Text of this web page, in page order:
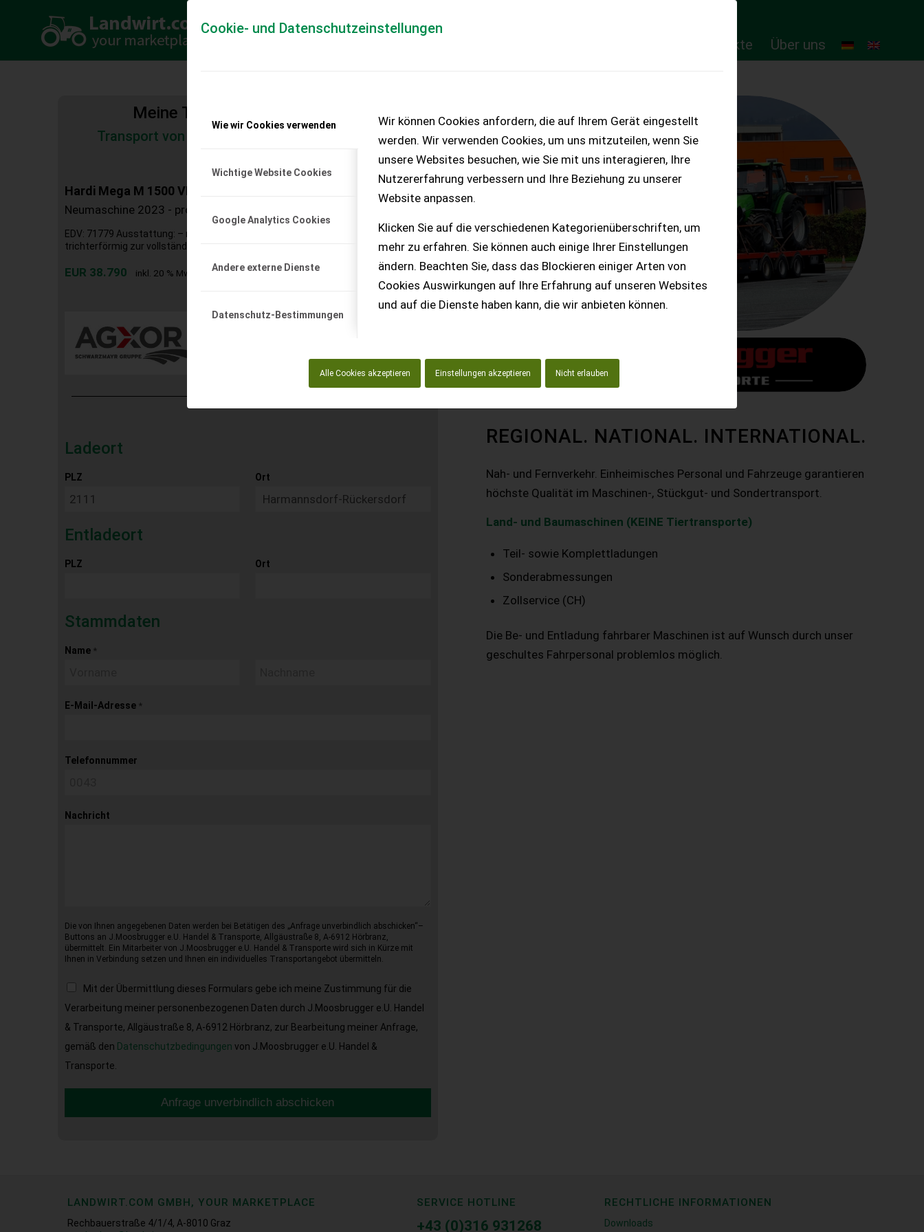
Cookie- und Datenschutzeinstellungen
Wie wir Cookies verwenden
Wichtige Website Cookies
Google Analytics Cookies
Andere externe Dienste
Datenschutz-Bestimmungen
Wir können Cookies anfordern, die auf Ihrem Gerät eingestellt
werden. Wir verwenden Cookies, um uns mitzuteilen, wenn Sie
unsere Websites besuchen, wie Sie mit uns interagieren, Ihre
Nutzererfahrung verbessern und Ihre Beziehung zu unserer
Website anpassen.
Klicken Sie auf die verschiedenen Kategorienüberschriften, um
mehr zu erfahren. Sie können auch einige Ihrer Einstellungen
ändern. Beachten Sie, dass das Blockieren einiger Arten von
Cookies Auswirkungen auf Ihre Erfahrung auf unseren Websites
und auf die Dienste haben kann, die wir anbieten können.
Alle Cookies akzeptieren Einstellungen akzeptieren Nicht erlauben
Online-Produkte Über uns
Meine Transportkostenanfrage
Transport von Land- und Baumaschinen – KEINE
Hardi Mega M 1500 VHZ 15 I
Neumaschine 2023 - prompt Verfügbar
EDV: 71779 Ausstattung: – mit Behälter: PE-Behälter mit niedrigem Schwerpunkt,
trichterförmig zur vollständigen Entleerung – mit Spülwasserbehält...
EUR 38.790 inkl. 20 % MwSt.
Ladeort
PLZ Ort
Entladeort
PLZ Ort
Stammdaten
Name *
E-Mail-Adresse *
Telefonnummer
Nachricht
Die von Ihnen angegebenen Daten werden bei Betätigen des „Anfrage unverbindlich abschicken“–
Buttons an J.Moosbrugger e.U. Handel & Transporte, Allgäustraße 8, A-6912 Hörbranz,
übermittelt. Ein Mitarbeiter von J.Moosbrugger e.U. Handel & Transporte wird sich in Kürze mit
Ihnen in Verbindung setzen und Ihnen ein individuelles Transportangebot übermitteln.
Mit der Übermittlung dieses Formulars gebe ich meine Zustimmung für die
Verarbeitung meiner personenbezogenen Daten durch J.Moosbrugger e.U. Handel
& Transporte, Allgäustraße 8, A-6912 Hörbranz, zur Bearbeitung meiner Anfrage,
gemäß den Datenschutzbedingungen von J.Moosbrugger e.U. Handel &
Transporte.
Anfrage unverbindlich abschicken
REGIONAL. NATIONAL. INTERNATIONAL.
Nah- und Fernverkehr. Einheimisches Personal und Fahrzeuge garantieren
höchste Qualität im Maschinen-, Stückgut- und Sondertransport.
Land- und Baumaschinen (KEINE Tiertransporte)
Teil- sowie Komplettladungen
Sonderabmessungen
Zollservice (CH)
Die Be- und Entladung fahrbarer Maschinen ist auf Wunsch durch unser
geschultes Fahrpersonal problemlos möglich.
LANDWIRT.COM GMBH, YOUR MARKETPLACE
Rechbauerstraße 4/1/4, A-8010 Graz
SERVICE HOTLINE
+43 (0)316 931268
RECHTLICHE INFORMATIONEN
Downloads